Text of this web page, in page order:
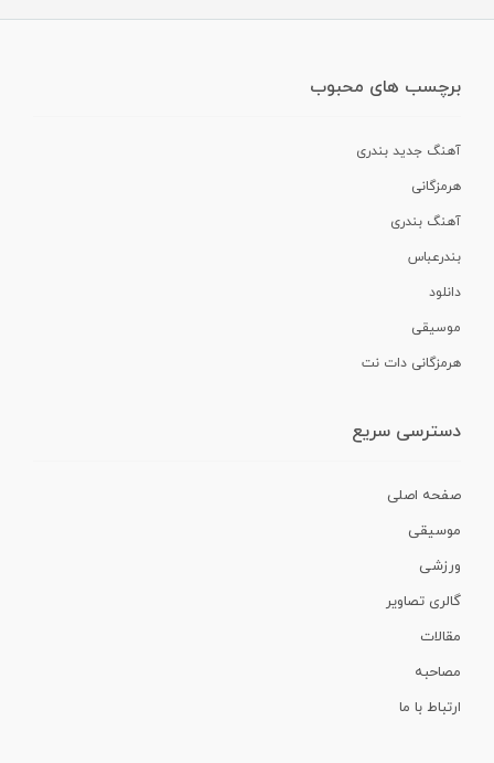
برچسب های محبوب
آهنگ جدید بندری
هرمزگانی
آهنگ بندری
بندرعباس
دانلود
موسیقی
هرمزگانی دات نت
دسترسی سریع
صفحه اصلی
موسیقی
ورزشی
گالری تصاویر
مقالات
مصاحبه
ارتباط با ما